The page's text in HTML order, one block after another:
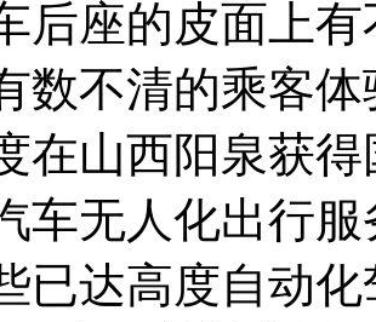
后座的皮面上
数不清的乘客
在山西阳泉获
车无人化出行
已达高度自动